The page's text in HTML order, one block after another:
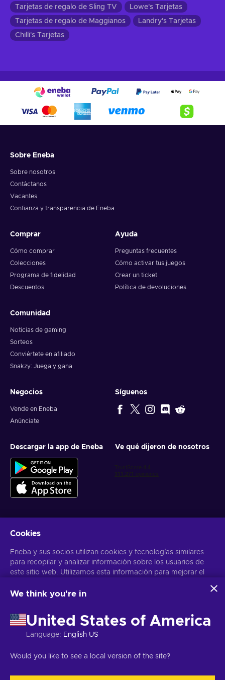
Tarjetas de regalo de Sling TV
Lowe's Tarjetas
Tarjetas de regalo de Maggianos
Landry's Tarjetas
Chilli's Tarjetas
Sobre Eneba
Sobre nosotros
Contáctanos
Vacantes
Confianza y transparencia de Eneba
Comprar
Cómo comprar
Colecciones
Programa de fidelidad
Descuentos
Ayuda
Preguntas frecuentes
Cómo activar tus juegos
Crear un ticket
Política de devoluciones
Comunidad
Noticias de gaming
Sorteos
Conviértete en afiliado
Snakzy: Juega y gana
Negocios
Vende en Eneba
Anúnciate
Síguenos
Descargar la app de Eneba Ve qué dijeron de nosotros
Obtén ofertas personalizadas de videojuegos
Suscribirse
Puedes darte de baja en cualquier momento. Visita el apartadoAviso
Copyright © 2026 Eneba. Todos los derechos reservados.
Cookies
Eneba y sus socios utilizan cookies y tecnologías similares
para recopilar y analizar información sobre los usuarios de
este sitio web. Utilizamos esta información para mejorar el
personales también pueden emplearse para personalizar los
Al hacer clic en «Aceptar todo», das tu consentimiento para
que Eneba y sus socios utilicen estas tecnologías. Puedes
ajustar tu consentimiento haciendo clic en «Personalizar»
tus datos, consulta la Seguridad y Privacidad de Google
We think you're in
United States of America
Language: English US
Would you like to see a local version of the site?